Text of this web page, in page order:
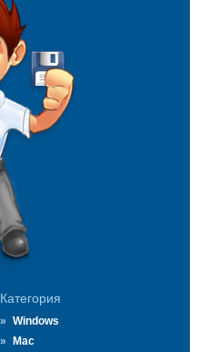
Категория
Windows
Mac